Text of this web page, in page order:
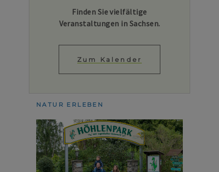
Finden Sie vielfältige
Veranstaltungen in Sachsen.
Zum Kalender
NATUR ERLEBEN